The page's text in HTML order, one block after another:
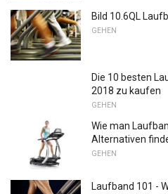
Bild 10.6QL
GEHEN
Die 10 besten
2018 zu kaufen
GEHEN
Wie man
Alternativen
GEHEN
Laufband 101 -